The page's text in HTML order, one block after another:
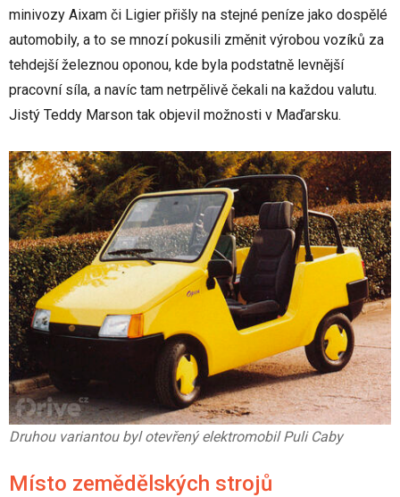
minivozy Aixam či Ligier přišly na stejné peníze jako dospělé
automobily, a to se mnozí pokusili změnit výrobou vozíků za
tehdejší železnou oponou, kde byla podstatně levnější
pracovní síla, a navíc tam netrpělivě čekali na každou valutu.
Jistý Teddy Marson tak objevil možnosti v Maďarsku.
Druhou variantou byl otevřený elektromobil Puli Caby
Místo zemědělských strojů